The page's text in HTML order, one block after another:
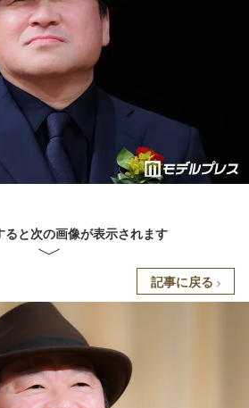
ると次の画像が表示されます
記事に戻る